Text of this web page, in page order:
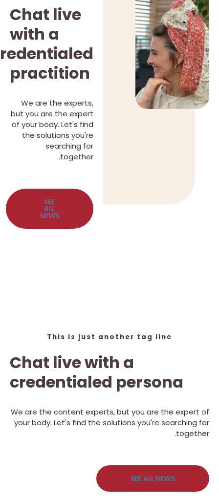
Chat live
with a
practition
We are the experts,
but you are the expert
of your body. Let's find
the solutions you're
searching for
together.
SEE
ALL
NEWS
This is just another tag line
Chat live with a
credentialed persona
We are the content experts, but you are the expert of
your body. Let's find the solutions you're searching for
together.
SEE ALL NEWS